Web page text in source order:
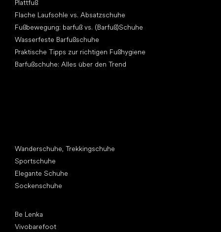
Plattfuß
Flache Laufsohle vs. Absatzschuhe
Fußbewegung: barfuß vs. (Barfuß)Schuhe
Wasserfeste Barfußschuhe
Praktische Tipps zur richtigen Fußhygiene
Barfußschuhe: Alles über den Trend
Wanderschuhe, Trekkingschuhe
Sportschuhe
Elegante Schuhe
Sockenschuhe
Be Lenka
Vivobarefoot